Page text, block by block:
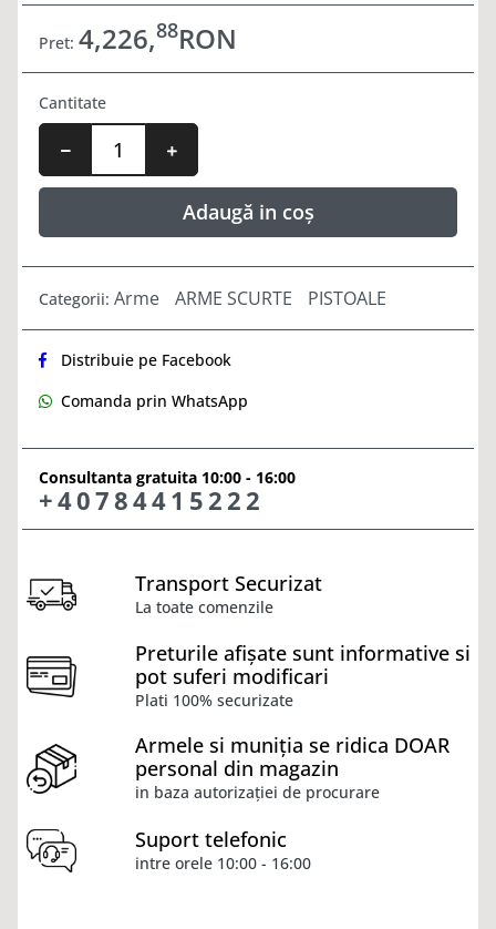
Pret: 4,226,88RON
Cantitate
Adaugă in coș
Categorii: Arme ARME SCURTE PISTOALE
Distribuie pe Facebook
Comanda prin WhatsApp
Consultanta gratuita 10:00 - 16:00
+40784415222
Transport Securizat
La toate comenzile
Preturile afișate sunt informative si
pot suferi modificari
Plati 100% securizate
Armele si muniția se ridica DOAR
personal din magazin
in baza autorizației de procurare
Suport telefonic
intre orele 10:00 - 16:00